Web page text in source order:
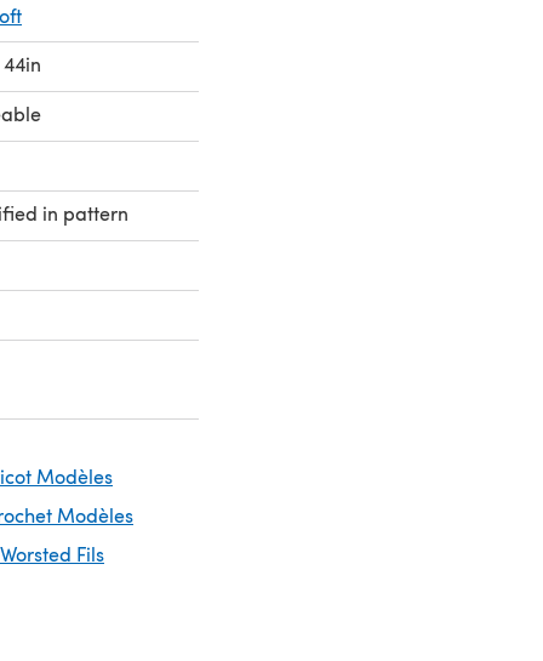
in pattern
Modèles
Modèles
Fils